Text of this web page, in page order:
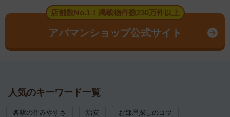
店舗数No.1！掲載物件数230万件以上
アパマンショップ公式サイト
人気のキーワード一覧
各駅の住みやすさ 治安 お部屋探しのコツ